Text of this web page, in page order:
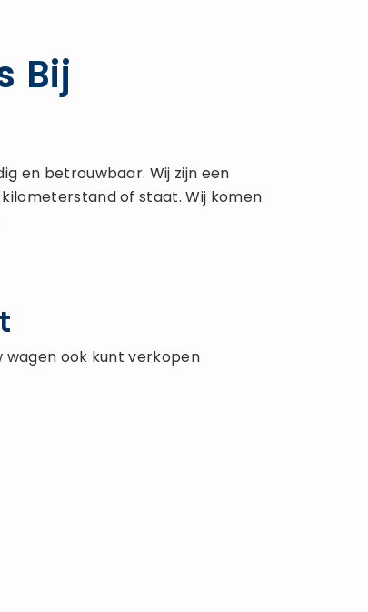
Bij
en betrouwbaar. Wij zijn een
of staat. Wij komen
wagen ook kunt verkopen